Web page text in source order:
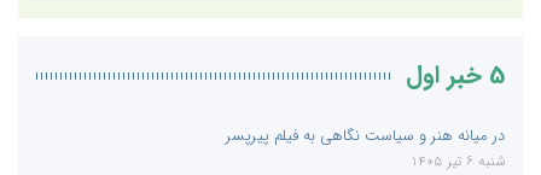
5 خبر اول
در میانه هنر و سیاست نگاهی به فیلم پیرپسر
شنبه 6 تیر 1405